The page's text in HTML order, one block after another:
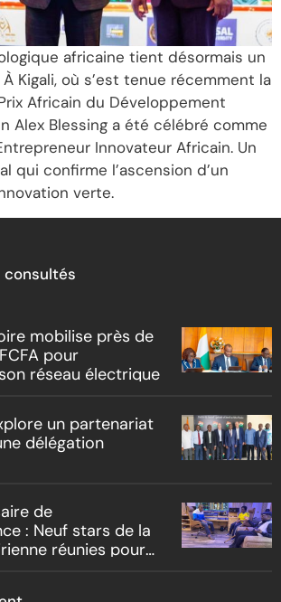
africaine tient désormais un
Kigali, où s’est tenue récemment la
Africain du Développement
Alex Blessing a été célébré comme
Innovateur Africain. Un
qui confirme l’ascension d’un
verte.
consultés
mobilise près de
pour
réseau électrique
un partenariat
délégation
de
: Neuf stars de la
réunies pour